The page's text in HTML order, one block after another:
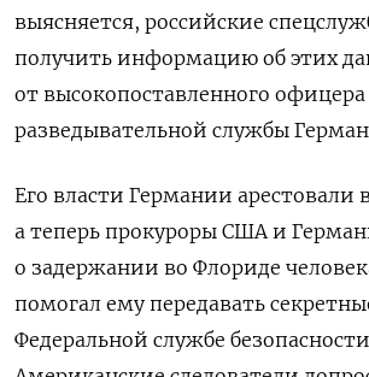
выясняется, российские
получить информацию об этих
от высокопоставленного
разведывательной службы
Его власти Германии арестовали
а теперь прокуроры США и
о задержании во Флориде
помогал ему передавать
Федеральной службе